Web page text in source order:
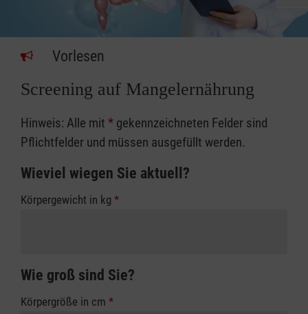
Vorlesen
Screening auf Mangelernährung
Hinweis: Alle mit * gekennzeichneten Felder sind
Pflichtfelder und müssen ausgefüllt werden.
Wieviel wiegen Sie aktuell?
Körpergewicht in kg *
Wie groß sind Sie?
Körpergröße in cm *